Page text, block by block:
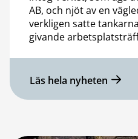
AB, och njöt av en
verkligen satte
givande
Läs hela nyheten